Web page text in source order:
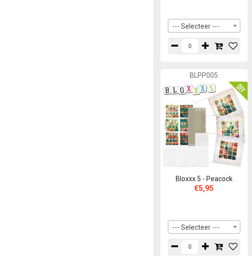
--- Selecteer ---
BLPP005
Bloxxx 5 - Peacock
€5,95
--- Selecteer ---